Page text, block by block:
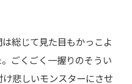
総じて見た目もかっこよ
ごくごく一握りのそうい
悲しいモンスターにさせ